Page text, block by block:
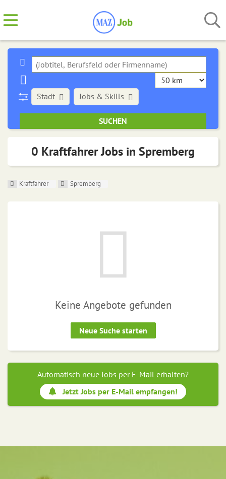
Stadt Jobs & Skills
0 Kraftfahrer Jobs in Spremberg
Kraftfahrer Spremberg
Keine Angebote gefunden
Neue Suche starten
Automatisch neue Jobs per E-Mail erhalten?
Jetzt Jobs per E-Mail empfangen!